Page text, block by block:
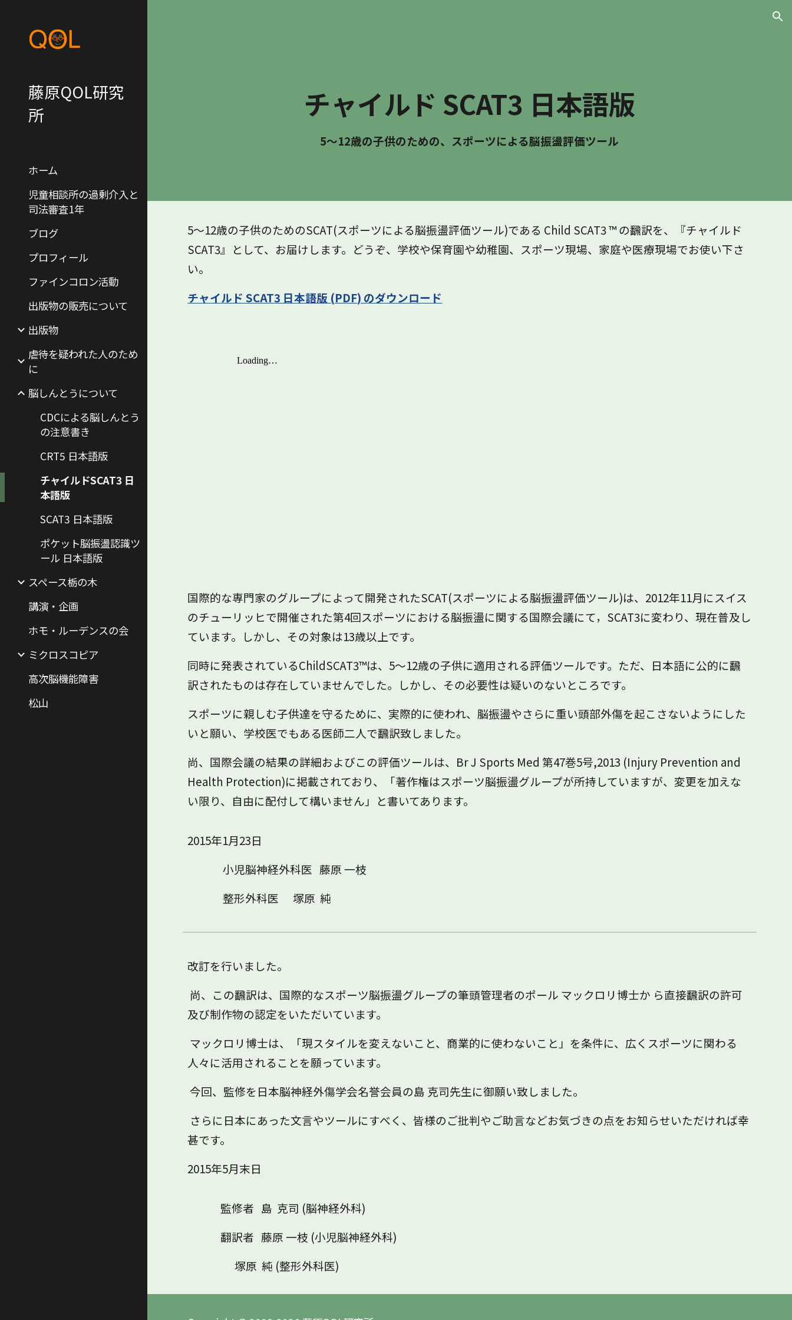
藤原QOL研究
所
ホーム
児童相談所の過剰介入と
司法審査1年
ブログ
プロフィール
ファインコロン活動
出版物の販売について
出版物
虐待を疑われた人のため
に
脳しんとうについて
CDCによる脳しんとう
の注意書き
CRT5 日本語版
チャイルドSCAT3 日
本語版
SCAT3 日本語版
ポケット脳振盪認識ツ
ール 日本語版
スペース栃の木
講演・企画
ホモ・ルーデンスの会
ミクロスコピア
高次脳機能障害
松山
チャイルド SCAT3 日本語版
5～12歳の子供のための、スポーツによる脳振盪評価ツール
5～12歳の子供のためのSCAT(スポーツによる脳振盪評価ツール)である Child SCAT3 ™ の飜訳を、『チャイルド
SCAT3』として、お届けします。どうぞ、学校や保育園や幼稚園、スポーツ現場、家庭や医療現場でお使い下さ
い。
チャイルド SCAT3 日本語版 (PDF) のダウンロード
国際的な専門家のグループによって開発されたSCAT(スポーツによる脳振盪評価ツール)は、2012年11月にスイス
のチューリッヒで開催された第4回スポーツにおける脳振盪に関する国際会議にて，SCAT3に変わり、現在普及し
ています。しかし、その対象は13歳以上です。
同時に発表されているChildSCAT3™は、5～12歳の子供に適用される評価ツールです。ただ、日本語に公的に飜
訳されたものは存在していませんでした。しかし、その必要性は疑いのないところです。
スポーツに親しむ子供達を守るために、実際的に使われ、脳振盪やさらに重い頭部外傷を起こさないようにした
いと願い、学校医でもある医師二人で飜訳致しました。
尚、国際会議の結果の詳細およびこの評価ツールは、Br J Sports Med 第47巻5号,2013 (Injury Prevention and
Health Protection)に掲載されており、「著作権はスポーツ脳振盪グループが所持していますが、変更を加えな
い限り、自由に配付して構いません」と書いてあります。
2015年1月23日
小児脳神経外科医 藤原 一枝
整形外科医 塚原 純
改訂を行いました。
尚、この飜訳は、国際的なスポーツ脳振盪グループの筆頭管理者のポール マックロリ博士か ら直接飜訳の許可
及び制作物の認定をいただいています。
マックロリ博士は、「現スタイルを変えないこと、商業的に使わないこと」を条件に、広くスポーツに関わる
人々に活用されることを願っています。
今回、監修を日本脳神経外傷学会名誉会員の島 克司先生に御願い致しました。
さらに日本にあった文言やツールにすべく、皆様のご批判やご助言などお気づきの点をお知らせいただければ幸
甚です。
2015年5月末日
監修者 島 克司 (脳神経外科)
翻訳者 藤原 一枝 (小児脳神経外科)
塚原 純 (整形外科医)